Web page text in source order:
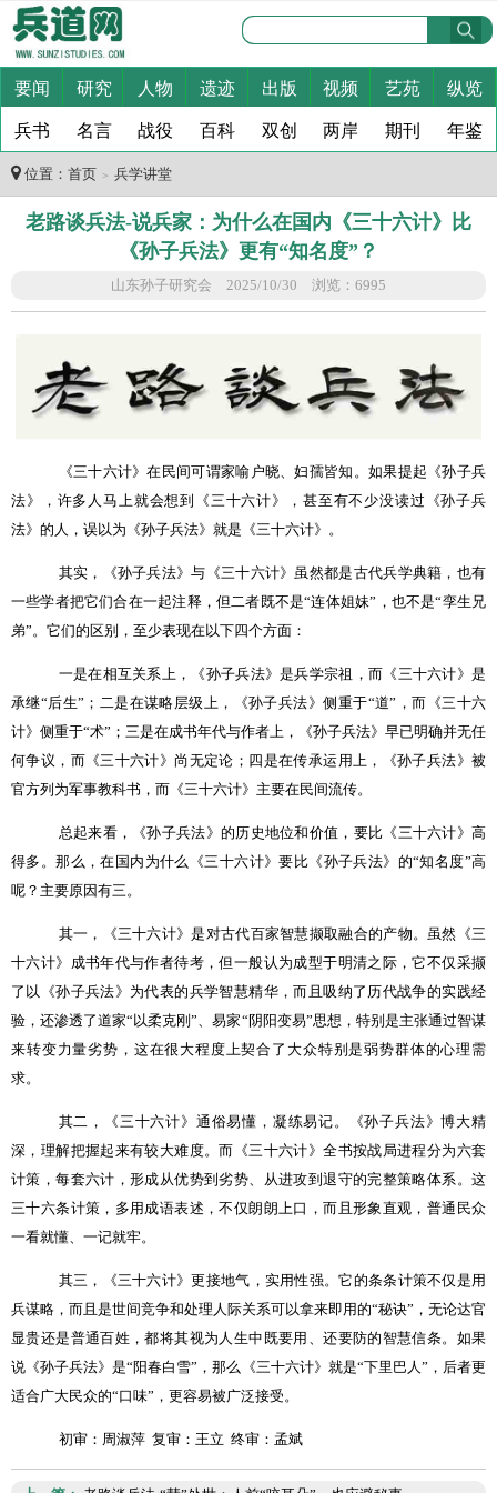
要闻 研究 人物 遗迹 出版 视频 艺苑 纵览
兵书 名言 战役 百科 双创 两岸 期刊 年鉴
位置： 首页 ＞ 兵学讲堂
老路谈兵法-说兵家：为什么在国内《三十六计》比
《孙子兵法》更有“知名度”？
山东孙子研究会 2025/10/30 浏览：6995
《三十六计》在民间可谓家喻户晓、妇孺皆知。如果提起《孙子兵
法》，许多人马上就会想到《三十六计》，甚至有不少没读过《孙子兵
法》的人，误以为《孙子兵法》就是《三十六计》。
其实，《孙子兵法》与《三十六计》虽然都是古代兵学典籍，也有
一些学者把它们合在一起注释，但二者既不是“连体姐妹” ，也不是“孪生兄
弟”。它们的区别，至少表现在以下四个方面：
一是在相互关系上，《孙子兵法》是兵学宗祖，而《三十六计》是
承继“后生” ；二是在谋略层级上，《孙子兵法》侧重于“道” ，而《三十六
计》侧重于“术” ；三是在成书年代与作者上，《孙子兵法》早已明确并无任
何争议，而《三十六计》尚无定论；四是在传承运用上，《孙子兵法》被
官方列为军事教科书，而《三十六计》主要在民间流传。
总起来看，《孙子兵法》的历史地位和价值，要比《三十六计》高
得多。那么，在国内为什么《三十六计》要比《孙子兵法》的“知名度”高
呢？主要原因有三。
其一，《三十六计》是对古代百家智慧撷取融合的产物。虽然《三
十六计》成书年代与作者待考，但一般认为成型于明清之际，它不仅采撷
了以《孙子兵法》为代表的兵学智慧精华，而且吸纳了历代战争的实践经
验，还渗透了道家“以柔克刚”、易家“阴阳变易”思想，特别是主张通过智谋
来转变力量劣势，这在很大程度上契合了大众特别是弱势群体的心理需
求。
其二，《三十六计》通俗易懂，凝练易记。《孙子兵法》博大精
深，理解把握起来有较大难度。而《三十六计》全书按战局进程分为六套
计策，每套六计，形成从优势到劣势、从进攻到退守的完整策略体系。这
三十六条计策，多用成语表述，不仅朗朗上口，而且形象直观，普通民众
一看就懂、一记就牢。
其三，《三十六计》更接地气，实用性强。它的条条计策不仅是用
兵谋略，而且是世间竞争和处理人际关系可以拿来即用的“秘诀” ，无论达官
显贵还是普通百姓，都将其视为人生中既要用、还要防的智慧信条。如果
说《孙子兵法》是“阳春白雪” ，那么《三十六计》就是“下里巴人” ，后者更
适合广大民众的“口味” ，更容易被广泛接受。
初审：周淑萍 复审：王立 终审：孟斌